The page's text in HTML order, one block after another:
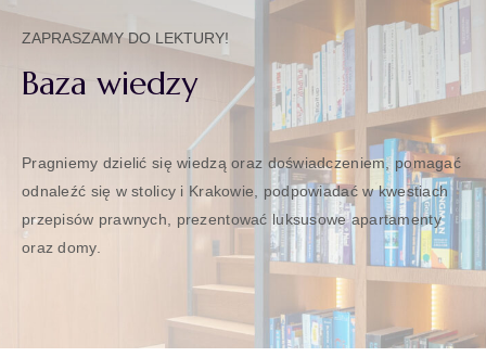
ZAPRASZAMY DO LEKTURY!
Baza wiedzy
Pragniemy dzielić się wiedzą oraz doświadczeniem, pomagać
odnaleźć się w stolicy i Krakowie, podpowiadać w kwestiach
przepisów prawnych, prezentować luksusowe apartamenty
oraz domy.